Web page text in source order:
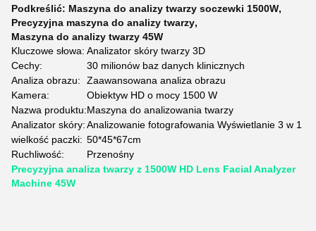
Podkreślić: Maszyna do analizy twarzy soczewki 1500W,
Precyzyjna maszyna do analizy twarzy,
Maszyna do analizy twarzy 45W
Kluczowe słowa: Analizator skóry twarzy 3D
Cechy:
30 milionów baz danych klinicznych
Analiza obrazu:
Zaawansowana analiza obrazu
Kamera:
Obiektyw HD o mocy 1500 W
Nazwa produktu:Maszyna do analizowania twarzy
Analizator skóry:Analizowanie fotografowania Wyświetlanie 3 w 1
wielkość paczki: 50*45*67cm
Ruchliwość:
Przenośny
Precyzyjna analiza twarzy z 1500W HD Lens Facial Analyzer
Machine 45W